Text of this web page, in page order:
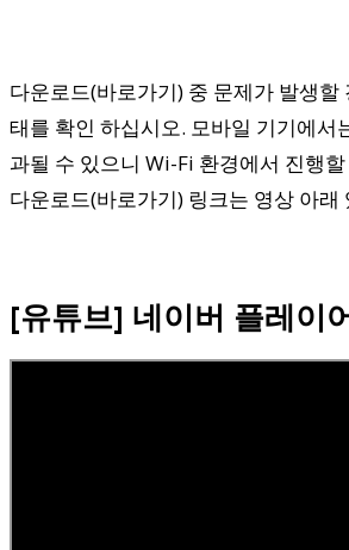
다운로드(바로가기) 중 문제가 발생할
태를 확인 하십시오. 모바일 기기에서
과될 수 있으니 Wi-Fi 환경에서 진행
다운로드(바로가기) 링크는 영상 아래
[유튜브] 네이버 플레이